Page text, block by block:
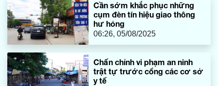
Cần sớm khắc phục những
cụm đèn tín hiệu giao thông
hư hỏng
06:26, 05/08/2025
Chấn chỉnh vi phạm an ninh
trật tự trước cổng các cơ sở
y tế